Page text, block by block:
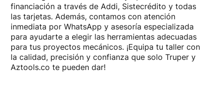
financiación a través de Addi, Sistecrédito y todas
las tarjetas. Además, contamos con atención
inmediata por WhatsApp y asesoría especializada
para ayudarte a elegir las herramientas adecuadas
para tus proyectos mecánicos. ¡Equipa tu taller con
la calidad, precisión y confianza que solo Truper y
Aztools.co te pueden dar!